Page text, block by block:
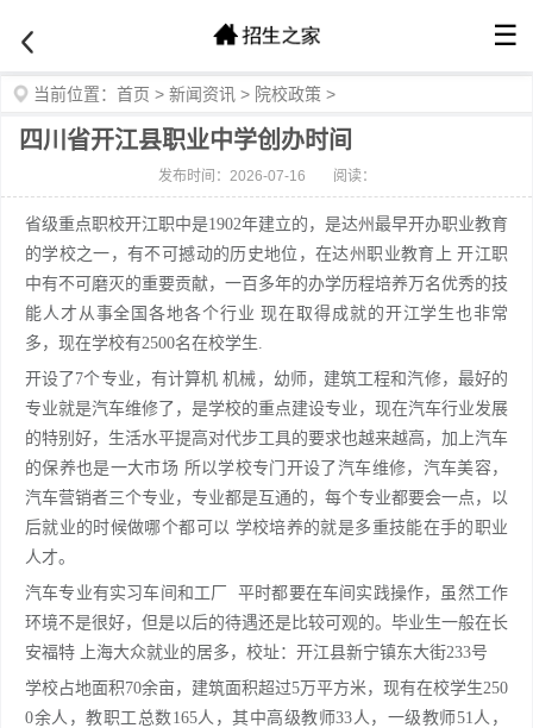
☰
当前位置： 首页 > 新闻资讯 > 院校政策 >
四川省开江县职业中学创办时间
发布时间：2026-07-16 阅读：
省级重点职校开江职中是1902年建立的，是达州最早开办职业教育
的学校之一，有不可撼动的历史地位，在达州职业教育上 开江职
中有不可磨灭的重要贡献，一百多年的办学历程培养万名优秀的技
能人才从事全国各地各个行业 现在取得成就的开江学生也非常
多，现在学校有2500名在校学生.
开设了7个专业，有计算机 机械，幼师，建筑工程和汽修，最好的
专业就是汽车维修了，是学校的重点建设专业，现在汽车行业发展
的特别好，生活水平提高对代步工具的要求也越来越高，加上汽车
的保养也是一大市场 所以学校专门开设了汽车维修，汽车美容，
汽车营销者三个专业，专业都是互通的，每个专业都要会一点，以
后就业的时候做哪个都可以 学校培养的就是多重技能在手的职业
人才。
汽车专业有实习车间和工厂 平时都要在车间实践操作，虽然工作
环境不是很好，但是以后的待遇还是比较可观的。毕业生一般在长
安福特 上海大众就业的居多，校址：开江县新宁镇东大街233号
学校占地面积70余亩，建筑面积超过5万平方米，现有在校学生250
0余人，教职工总数165人，其中高级教师33人，一级教师51人，